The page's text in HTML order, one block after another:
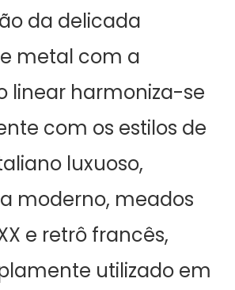
da delicada
metal com a
linear harmoniza-se
com os estilos de
luxuoso,
moderno, meados
e retrô francês,
utilizado em